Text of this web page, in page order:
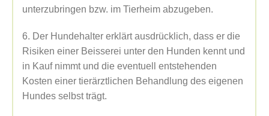
unterzubringen bzw. im Tierheim abzugeben.
6. Der Hundehalter erklärt ausdrücklich, dass er die
Risiken einer Beisserei unter den Hunden kennt und
in Kauf nimmt und die eventuell entstehenden
Kosten einer tierärztlichen Behandlung des eigenen
Hundes selbst trägt.